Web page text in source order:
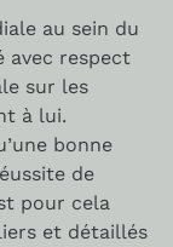
au sein du
avec respect
sur les
à lui.
bonne
de
pour cela
et détaillés